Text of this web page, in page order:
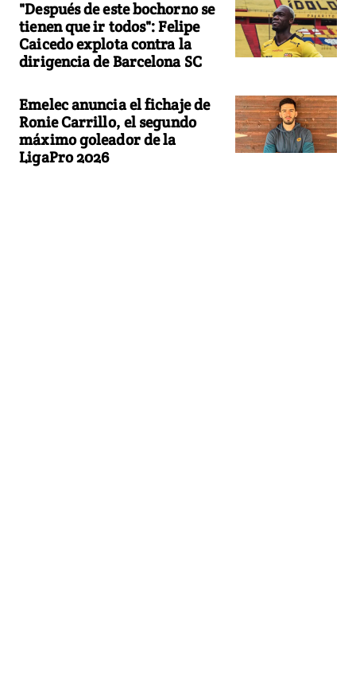
"Después de este bochorno se
tienen que ir todos": Felipe
Caicedo explota contra la
dirigencia de Barcelona SC
Emelec anuncia el fichaje de
Ronie Carrillo, el segundo
máximo goleador de la
LigaPro 2026